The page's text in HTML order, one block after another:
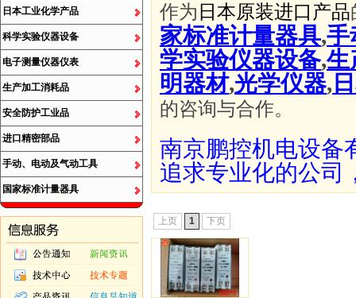
日本工业化学产品
科学实验仪器设备
电子测量仪器仪表
生产加工消耗品
安全防护工业品
进口精密部品
手动、电动及气动工具
国家标准计量器具
作为 日本原装进口产品
家标准计量器具,手
学实验仪器设备,生
明器材,光学仪器,
的咨询与合作。
南京鹏控机电设备
追求专业化的公司
上页 1 下页